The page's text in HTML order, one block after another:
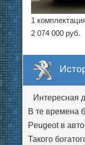
1
2 074 000 руб.
Интересная
В те времена
Peugeot в
Такого